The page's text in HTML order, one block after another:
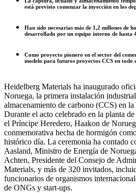
está previsto comenzar la inyección en los
Han sido necesarias más de 1,2 millones de
desarrollado por un equipo interno de hasta
Como proyecto pionero en el sector del
modelo para futuros proyectos CCS en todo
Heidelberg Materials ha inaugurado
Noruega, la primera instalación
almacenamiento de carbono (CCS) en
Durante el acto celebrado en la planta
el Príncipe Heredero, Haakon de
conmemorativa hecha de hormigón
histórico día. La ceremonia ha contado
Aasland, Ministro de Energía de
Achten, Presidente del Consejo de
Materials, y más de 320 invitados,
funcionarios de organismos
de ONGs y start-ups.